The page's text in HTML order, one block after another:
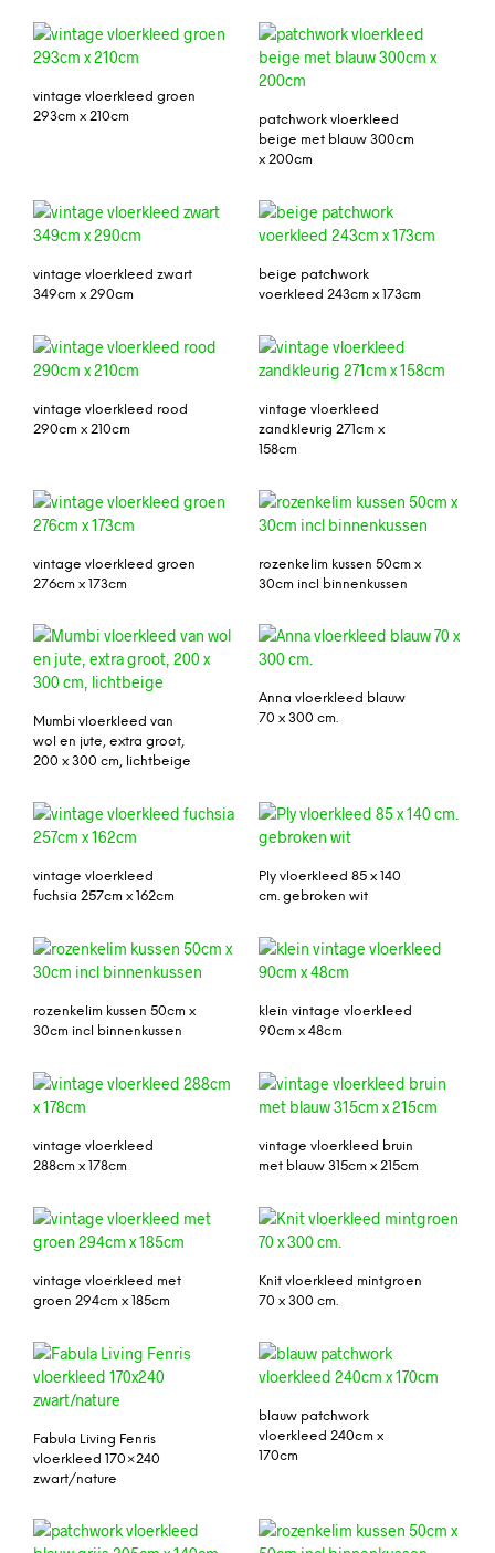
vintage vloerkleed groen
293cm x 210cm
patchwork vloerkleed
beige met blauw 300cm
x 200cm
vintage vloerkleed zwart
349cm x 290cm
beige patchwork
voerkleed 243cm x 173cm
vintage vloerkleed rood
290cm x 210cm
vintage vloerkleed
zandkleurig 271cm x
158cm
vintage vloerkleed groen
276cm x 173cm
rozenkelim kussen 50cm x
30cm incl binnenkussen
Mumbi vloerkleed van
wol en jute, extra groot,
200 x 300 cm, lichtbeige
Anna vloerkleed blauw
70 x 300 cm.
vintage vloerkleed
fuchsia 257cm x 162cm
Ply vloerkleed 85 x 140
cm. gebroken wit
rozenkelim kussen 50cm x
30cm incl binnenkussen
klein vintage vloerkleed
90cm x 48cm
vintage vloerkleed
288cm x 178cm
vintage vloerkleed bruin
met blauw 315cm x 215cm
vintage vloerkleed met
groen 294cm x 185cm
Knit vloerkleed mintgroen
70 x 300 cm.
Fabula Living Fenris
vloerkleed 170×240
zwart/nature
blauw patchwork
vloerkleed 240cm x
170cm